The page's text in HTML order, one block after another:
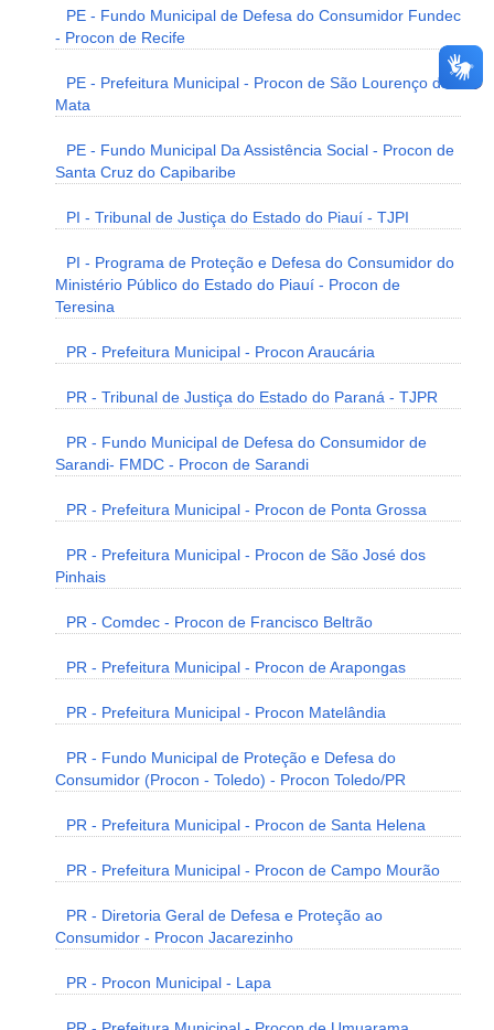
PE - Fundo Municipal de Defesa do Consumidor Fundec
- Procon de Recife
PE - Prefeitura Municipal - Procon de São Lourenço da
Mata
PE - Fundo Municipal Da Assistência Social - Procon de
Santa Cruz do Capibaribe
PI - Tribunal de Justiça do Estado do Piauí - TJPI
PI - Programa de Proteção e Defesa do Consumidor do
Ministério Público do Estado do Piauí - Procon de
Teresina
PR - Prefeitura Municipal - Procon Araucária
PR - Tribunal de Justiça do Estado do Paraná - TJPR
PR - Fundo Municipal de Defesa do Consumidor de
Sarandi- FMDC - Procon de Sarandi
PR - Prefeitura Municipal - Procon de Ponta Grossa
PR - Prefeitura Municipal - Procon de São José dos
Pinhais
PR - Comdec - Procon de Francisco Beltrão
PR - Prefeitura Municipal - Procon de Arapongas
PR - Prefeitura Municipal - Procon Matelândia
PR - Fundo Municipal de Proteção e Defesa do
Consumidor (Procon - Toledo) - Procon Toledo/PR
PR - Prefeitura Municipal - Procon de Santa Helena
PR - Prefeitura Municipal - Procon de Campo Mourão
PR - Diretoria Geral de Defesa e Proteção ao
Consumidor - Procon Jacarezinho
PR - Procon Municipal - Lapa